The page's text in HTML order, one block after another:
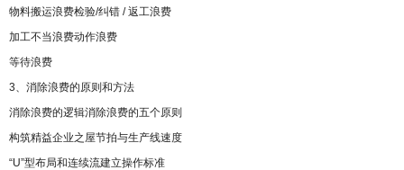
物料搬运浪费检验/纠错 / 返工浪费
加工不当浪费动作浪费
等待浪费
3、消除浪费的原则和方法
消除浪费的逻辑消除浪费的五个原则
构筑精益企业之屋节拍与生产线速度
“U”型布局和连续流建立操作标准